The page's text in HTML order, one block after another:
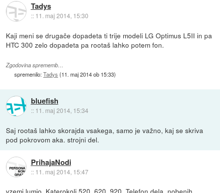
Tadys
:: 11. maj 2014, 15:30
Kaji meni se drugače dopadeta ti trije modeli LG Optimus L5II in pa
HTC 300 zelo dopadeta pa rootaš lahko potem fon.
Zgodovina sprememb…
spremenilo:Tadys (11. maj 2014 ob 15:33)
bluefish
:: 11. maj 2014, 15:34
Saj rootaš lahko skorajda vsakega, samo je važno, kaj se skriva
pod pokrovom aka. strojni del.
PrihajaNodi
:: 11. maj 2014, 15:47